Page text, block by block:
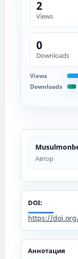
Автор
DOI:
https://
Аннотация
2
Views
0
Downloads
Views
Downloads